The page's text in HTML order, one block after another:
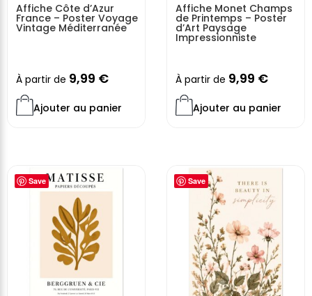
Affiche Côte d’Azur
France – Poster Voyage
Vintage Méditerranée
À partir de 9,99 €
Ajouter au panier
Affiche Monet Champs
de Printemps – Poster
d’Art Paysage
Impressionniste
À partir de 9,99 €
Ajouter au panier
Save Save